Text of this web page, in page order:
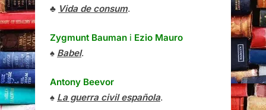
♣ Vida de consum.
Zygmunt Bauman i Ezio Mauro
♠ Babel.
Antony Beevor
♠ La guerra civil española.